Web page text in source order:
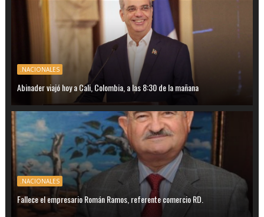
.NACIONALES
Abinader viajó hoy a Cali, Colombia, a las 8:30 de la mañana
.NACIONALES
Fallece el empresario Román Ramos, referente comercio RD.